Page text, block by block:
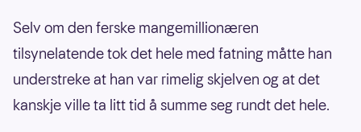
Selv om den ferske mangemillionæren
tilsynelatende tok det hele med fatning måtte han
understreke at han var rimelig skjelven og at det
kanskje ville ta litt tid å summe seg rundt det hele.